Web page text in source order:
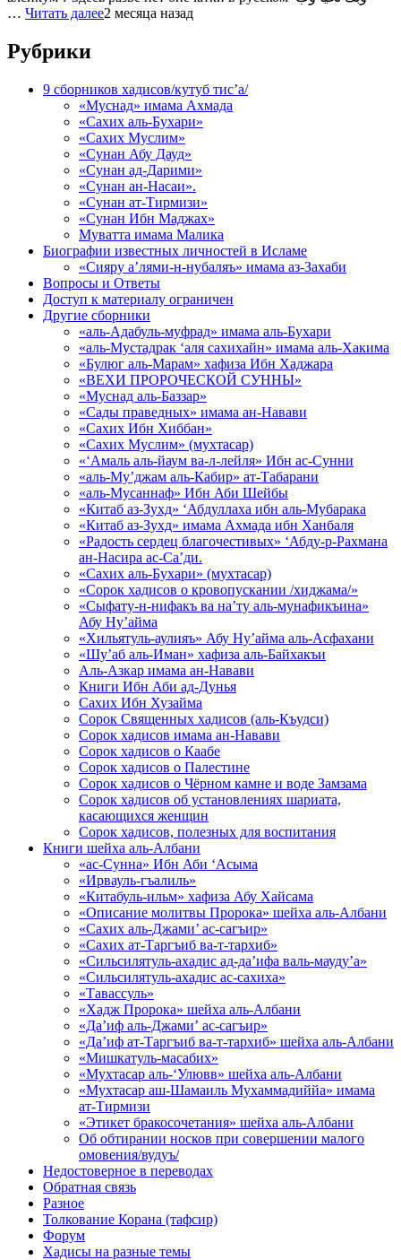
… Читать далее2 месяца назад
Рубрики
9 сборников хадисов/кутуб тис’а/
«Муснад» имама Ахмада
«Сахих аль-Бухари»
«Сахих Муслим»
«Сунан Абу Дауд»
«Сунан ад-Дарими»
«Сунан ан-Насаи».
«Сунан ат-Тирмизи»
«Сунан Ибн Маджах»
Муватта имама Малика
Биографии известных личностей в Исламе
«Сияру а’лями-н-нубаляъ» имама аз-Захаби
Вопросы и Ответы
Доступ к материалу ограничен
Другие сборники
«аль-Адабуль-муфрад» имама аль-Бухари
«аль-Мустадрак ‘аля сахихайн» имама аль-Хакима
«Булюг аль-Марам» хафиза Ибн Хаджара
«ВЕХИ ПРОРОЧЕСКОЙ СУННЫ»
«Муснад аль-Баззар»
«Сады праведных» имама ан-Навави
«Сахих Ибн Хиббан»
«Сахих Муслим» (мухтасар)
«‘Амаль аль-йаум ва-л-лейля» Ибн ас-Сунни
«аль-Му’джам аль-Кабир» ат-Табарани
«аль-Мусаннаф» Ибн Аби Шейбы
«Китаб аз-Зухд» ‘Абдуллаха ибн аль-Мубарака
«Китаб аз-Зухд» имама Ахмада ибн Ханбаля
«Радость сердец благочестивых» ‘Абду-р-Рахмана
ан-Насира ас-Са’ди.
«Сахих аль-Бухари» (мухтасар)
«Сорок хадисов о кровопускании /хиджама/»
«Сыфату-н-нифакъ ва на’ту аль-мунафикъина»
Абу Ну’айма
«Хильятуль-аулияъ» Абу Ну’айма аль-Асфахани
«Шу’аб аль-Иман» хафиза аль-Байхакъи
Аль-Азкар имама ан-Навави
Книги Ибн Аби ад-Дунья
Сахих Ибн Хузайма
Сорок Священных хадисов (аль-Къудси)
Сорок хадисов имама ан-Навави
Сорок хадисов о Каабе
Сорок хадисов о Палестине
Сорок хадисов о Чёрном камне и воде Замзама
Сорок хадисов об установлениях шариата,
касающихся женщин
Сорок хадисов, полезных для воспитания
Книги шейха аль-Албани
«ас-Сунна» Ибн Аби ‘Асыма
«Ирвауль-гъалиль»
«Китабуль-ильм» хафиза Абу Хайсама
«Описание молитвы Пророка» шейха аль-Албани
«Сахих аль-Джами’ ас-сагъир»
«Сахих ат-Таргъиб ва-т-тархиб»
«Сильсилятуль-ахадис ад-да’ифа валь-мауду’а»
«Сильсилятуль-ахадис ас-сахиха»
«Тавассуль»
«Хадж Пророка» шейха аль-Албани
«Да’иф аль-Джами’ ас-сагъир»
«Да’иф ат-Таргъиб ва-т-тархиб» шейха аль-Албани
«Мишкатуль-масабих»
«Мухтасар аль-‘Улювв» шейха аль-Албани
«Мухтасар аш-Шамаиль Мухаммадиййа» имама
ат-Тирмизи
«Этикет бракосочетания» шейха аль-Албани
Об обтирании носков при совершении малого
омовения/вудуъ/
Недостоверное в переводах
Обратная связь
Разное
Толкование Корана (тафсир)
Форум
Хадисы на разные темы